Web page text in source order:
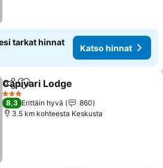
tarkat hinnat
Katso hinnat
Jaa Lisää suosikkeihin
Capivari Lodge
3 Tähtiluokitus
8,3 Erittäin hyvä
860
3.5 km kohteesta Keskusta